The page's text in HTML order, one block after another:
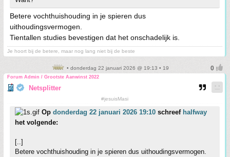
Betere vochthuishouding in je spieren dus
uithoudingsvermogen.
Tientallen studies bevestigen dat het onschadelijk is.
Je hoort bij de betere, maar nog lang niet bij de beste
• donderdag 22 januari 2026 @ 19:13 • 19
Forum Admin / Grootste Aanwinst 2022
Netsplitter
#jesuisMasi
Op donderdag 22 januari 2026 19:10 schreef halfway
het volgende:
[..]
Betere vochthuishouding in je spieren dus uithoudingsvermogen.